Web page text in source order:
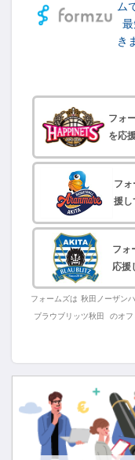
ム
き
フォ
を応
フ
援し
フォ
応援
フォームズは 秋田ノーザン
ブラウブリッツ秋田
のオフ